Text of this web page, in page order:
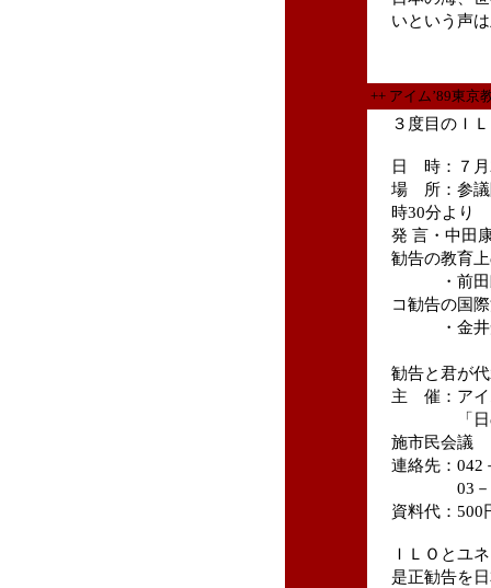
いという声
++ アイム’89東
３度目のＩ
日 時：７月
場 所：参
時30分より
発 言・中田
勧告の教育
・前田朗
コ勧告の国
・金井知
勧告と君が
主 催：アイ
「日の丸
施市民会議
連絡先：042
03－
資料代：500
ＩＬＯとユ
是正勧告を